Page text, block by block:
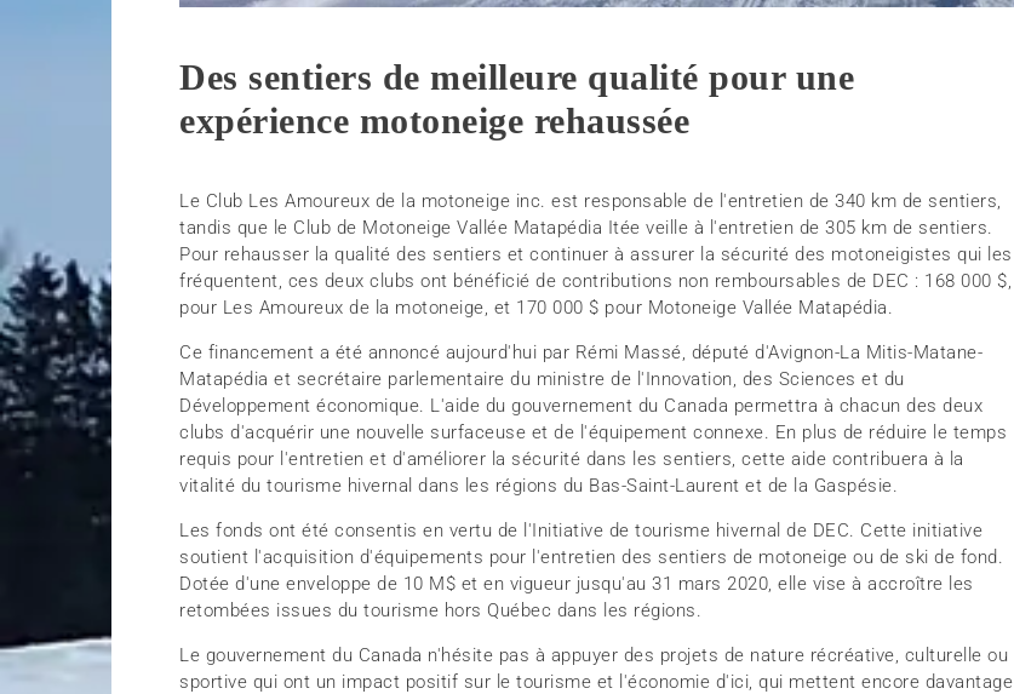
Des sentiers de meilleure qualité pour une
expérience motoneige rehaussée
Le Club Les Amoureux de la motoneige inc. est responsable de l'entretien de 340 km de sentiers,
tandis que le Club de Motoneige Vallée Matapédia Itée veille à l'entretien de 305 km de sentiers.
Pour rehausser la qualité des sentiers et continuer à assurer la sécurité des motoneigistes qui les
fréquentent, ces deux clubs ont bénéficié de contributions non remboursables de DEC : 168 000 $,
pour Les Amoureux de la motoneige, et 170 000 $ pour Motoneige Vallée Matapédia.
Ce financement a été annoncé aujourd'hui par Rémi Massé, député d'Avignon-La Mitis-Matane-
Matapédia et secrétaire parlementaire du ministre de l'Innovation, des Sciences et du
Développement économique. L'aide du gouvernement du Canada permettra à chacun des deux
clubs d'acquérir une nouvelle surfaceuse et de l'équipement connexe. En plus de réduire le temps
requis pour l'entretien et d'améliorer la sécurité dans les sentiers, cette aide contribuera à la
vitalité du tourisme hivernal dans les régions du Bas-Saint-Laurent et de la Gaspésie.
Les fonds ont été consentis en vertu de l'Initiative de tourisme hivernal de DEC. Cette initiative
soutient l'acquisition d'équipements pour l'entretien des sentiers de motoneige ou de ski de fond.
Dotée d'une enveloppe de 10 M$ et en vigueur jusqu'au 31 mars 2020, elle vise à accroître les
retombées issues du tourisme hors Québec dans les régions.
Le gouvernement du Canada n'hésite pas à appuyer des projets de nature récréative, culturelle ou
sportive qui ont un impact positif sur le tourisme et l'économie d'ici, qui mettent encore davantage